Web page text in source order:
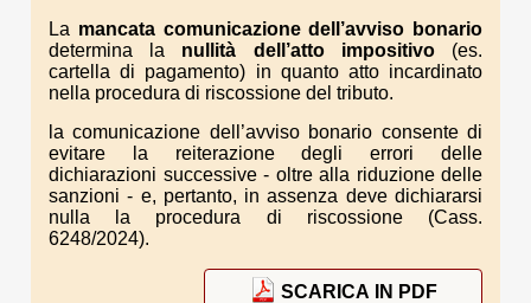
La mancata comunicazione dell’avviso bonario
determina la nullità dell’atto impositivo(es.
cartella di pagamento) in quanto atto incardinato
nella procedura di riscossione del tributo.
la comunicazione dell’avviso bonario consente di
evitare la reiterazione degli errori delle
dichiarazioni successive - oltre alla riduzione delle
sanzioni - e, pertanto, in assenza deve dichiararsi
nulla la procedura di riscossione (Cass.
6248/2024).
SCARICA IN PDF